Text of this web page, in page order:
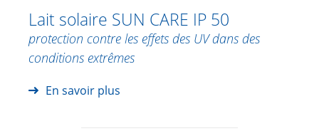
Lait solaire SUN CARE IP 50
protection contre les effets des UV dans des
conditions extrêmes
En savoir plus